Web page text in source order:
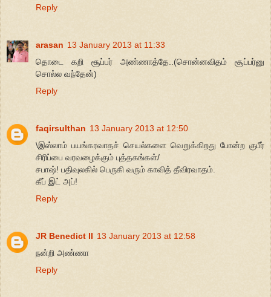
Reply
arasan 13 January 2013 at 11:33
தொடை கறி சூப்பர் அண்ணாத்தே..(சொன்னவிதம் சூப்பர்னு
சொல்ல வந்தேன்)
Reply
faqirsulthan 13 January 2013 at 12:50
\இஸ்லாம் பயங்கரவாதச் செயல்களை வெறுக்கிறது போன்ற குபீர்
சிரிப்பை வரவழைக்கும் புத்தகங்கள்/
சபாஷ்! பதிவுலகில் பெருகி வரும் காவித் தீவிரவாதம்.
கீப் இட் அப்!
Reply
JR Benedict II 13 January 2013 at 12:58
நன்றி அண்ணா
Reply